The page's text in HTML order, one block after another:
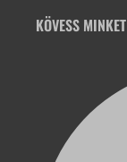
KÖVESS MINKET